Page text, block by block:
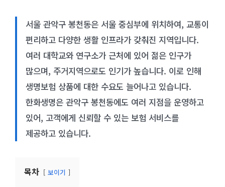
서울 관악구 봉천동은 서울 중심부에 위치하여, 교통이
편리하고 다양한 생활 인프라가 갖춰진 지역입니다.
여러 대학교와 연구소가 근처에 있어 젊은 인구가
많으며, 주거지역으로도 인기가 높습니다. 이로 인해
생명보험 상품에 대한 수요도 늘어나고 있습니다.
한화생명은 관악구 봉천동에도 여러 지점을 운영하고
있어, 고객에게 신뢰할 수 있는 보험 서비스를
제공하고 있습니다.
목차 보이기